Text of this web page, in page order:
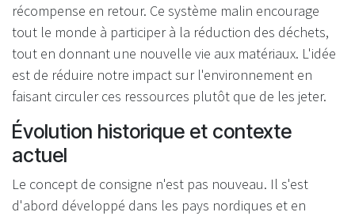
récompense en retour. Ce système malin encourage
tout le monde à participer à la réduction des déchets,
tout en donnant une nouvelle vie aux matériaux. L'idée
est de réduire notre impact sur l'environnement en
faisant circuler ces ressources plutôt que de les jeter.
Évolution historique et contexte
actuel
Le concept de consigne n'est pas nouveau. Il s'est
d'abord développé dans les pays nordiques et en